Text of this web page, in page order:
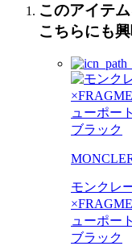
このアイテ
こちらにも
モンクレ
ューポー
ブラック